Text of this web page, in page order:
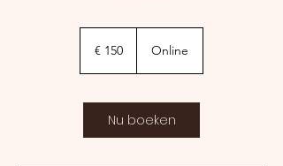
€ 150 Online
Nu boeken